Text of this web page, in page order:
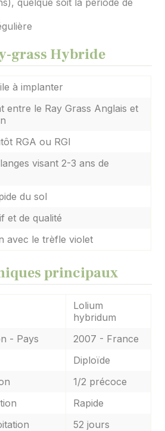
quelque soit la période de
grass Hybride
à implanter
entre le Ray Grass Anglais et
RGA ou RGI
visant 2-3 ans de
du sol
et de qualité
avec le trèfle violet
principaux
Lolium
hybridum
- Pays
2007 - France
Diploïde
1/2 précoce
Rapide
52 jours